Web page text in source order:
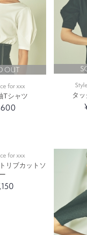
OUT
for xxx
Tシャツ タ
for xxx
リブカットソ
ー